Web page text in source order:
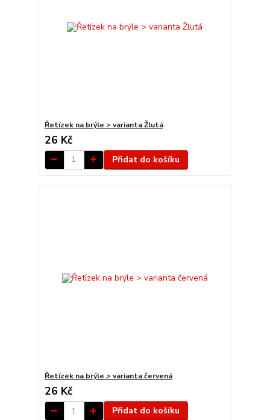
Řetízek na brýle > varianta Žlutá
26 Kč
Přidat do košíku
Řetízek na brýle > varianta červená
26 Kč
Přidat do košíku